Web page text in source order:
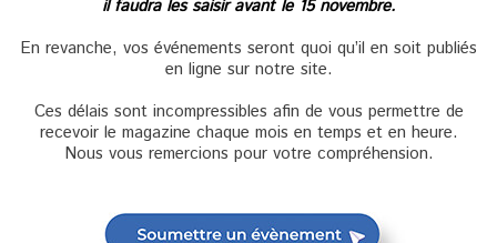
il faudra les saisir avant le 15 novembre.
En revanche, vos événements seront quoi qu’il en soit publiés
en ligne sur notre site.
Ces délais sont incompressibles afin de vous permettre de
recevoir le magazine chaque mois en temps et en heure.
Nous vous remercions pour votre compréhension.